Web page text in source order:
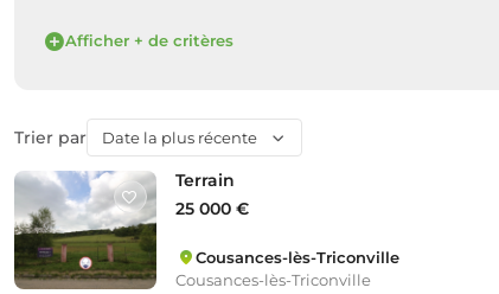
Afficher + de critères
Trier par Date la plus récente
Terrain
25 000 €
Cousances-lès-Triconville
Cousances-lès-Triconville